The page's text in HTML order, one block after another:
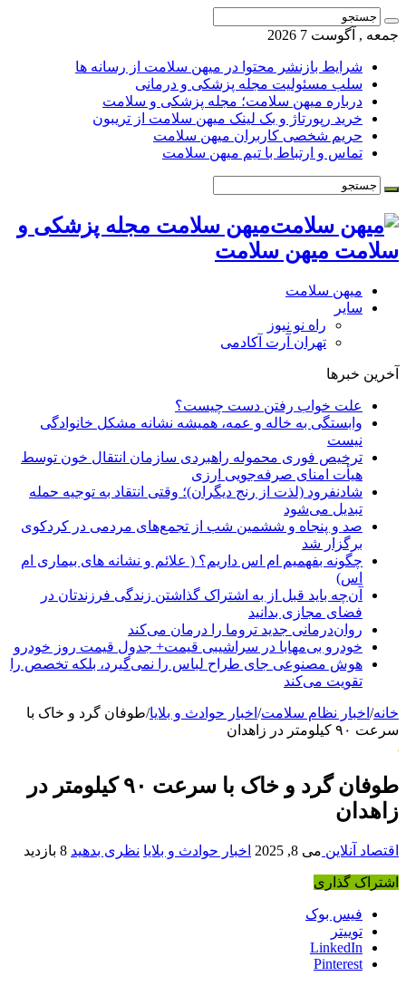
جمعه , آگوست 7 2026
شرایط بازنشر محتوا در میهن سلامت از رسانه ها
سلب مسئولیت مجله پزشکی و درمانی
درباره میهن سلامت؛ مجله پزشکی و سلامت
خرید رپورتاژ و بک لینک میهن سلامت از تریبون
حریم شخصی کاربران میهن سلامت
تماس و ارتباط با تیم میهن سلامت
میهن سلامت مجله پزشکی و
سلامت میهن سلامت
میهن سلامت
سایر
راه نو نیوز
تهران آرت آکادمی
آخرین خبرها
علت خواب رفتن دست چیست؟
وابستگی به خاله و عمه، همیشه نشانه مشکل خانوادگی
نیست
ترخیص فوری محموله راهبردی سازمان انتقال خون توسط
هیأت امنای صرفه‌جویی ارزی
شادنفرود (لذت از رنج دیگران)؛ وقتی انتقاد به توجیه حمله
تبدیل می‌شود
صد و پنجاه‌ و ششمین شب از تجمع‌های مردمی در کردکوی
برگزار شد
چگونه بفهمیم ام اس داریم؟ ( علائم و نشانه های بیماری ام
اس)
آن‌چه باید قبل از به اشتراک گذاشتن زندگی فرزندتان در
فضای مجازی بدانید
روان‌درمانی جدید تروما را درمان می‌کند
خودرو بی‌مهابا در سراشیبی قیمت+ جدول قیمت روز خودرو
هوش مصنوعی جای طراح لباس را نمی‌گیرد، بلکه تخصص را
تقویت می‌کند
خانه/ اخبار نظام سلامت/ اخبار حوادث و بلایا/طوفان گرد و خاک با
سرعت ۹۰ کیلومتر در زاهدان
طوفان گرد و خاک با سرعت ۹۰ کیلومتر در
زاهدان
اقتصاد آنلاین می 8, 2025 اخبار حوادث و بلایا نظری بدهید 8 بازدید
اشتراک گذاری
فیس بوک
توییتر
LinkedIn
Pinterest